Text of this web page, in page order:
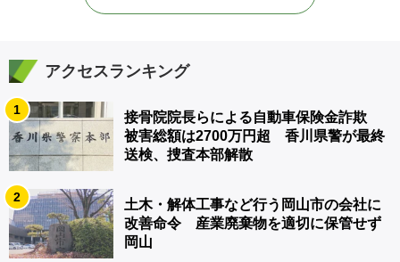
アクセスランキング
1
接骨院院長らによる自動車保険金詐欺
被害総額は2700万円超 香川県警が最終
送検、捜査本部解散
2
土木・解体工事など行う岡山市の会社に
改善命令 産業廃棄物を適切に保管せず
岡山